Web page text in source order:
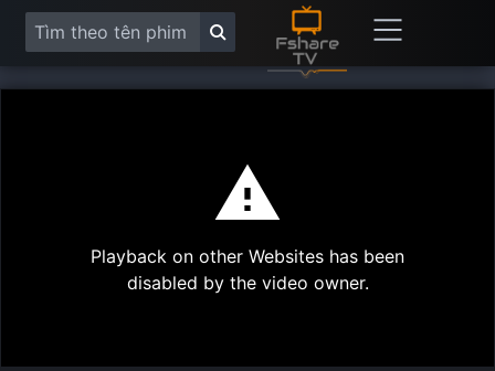
Play
Playback on other Websites has been
disabled by the video owner.